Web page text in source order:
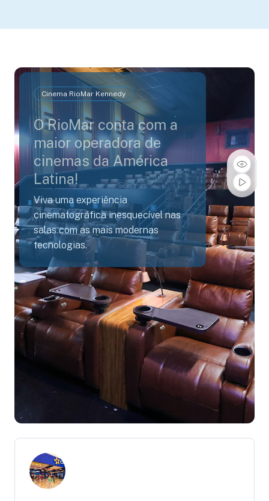
Cinema RioMar Kennedy
O RioMar conta com a
maior operadora de
cinemas da América
Latina!
Viva uma experiência
cinematográfica inesquecível nas
salas com as mais modernas
tecnologias.